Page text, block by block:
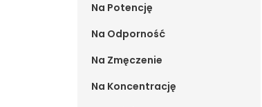
Na Potencję
Na Odporność
Na Zmęczenie
Na Koncentrację